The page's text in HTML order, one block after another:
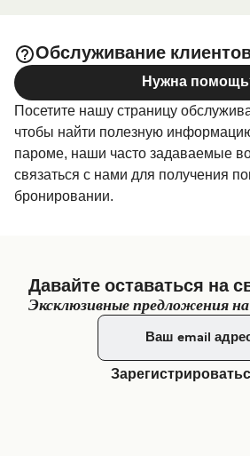
самые выгодные цены.
Обслуживание
Посетите нашу страницу
чтобы найти полезную
пароме, наши часто задаваемые
связаться с нами для получения
бронировании.
Нужна
Давайте оставаться на
Эксклюзивные предложения